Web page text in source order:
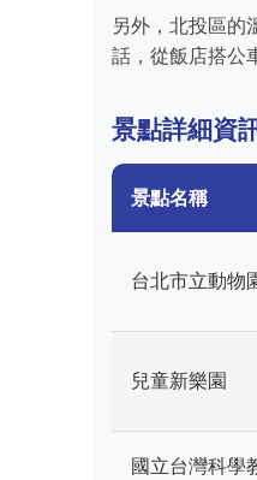
另外，北投區的
話，從飯店搭公
景點詳細資
景點名稱
台北市立動物
兒童新樂園
國立台灣科學